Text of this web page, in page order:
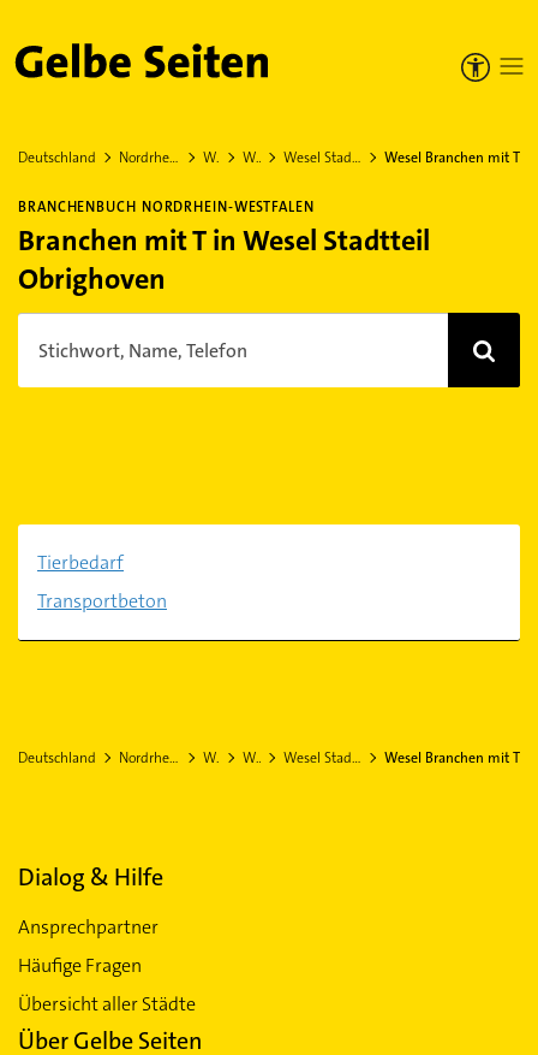
Gelbe Seiten
Deutschland Nordrhein-Westfalen Wesel Wesel Wesel Stadtteil Obrighoven Wesel Branchen mit T
BRANCHENBUCH NORDRHEIN-WESTFALEN
Branchen mit T in Wesel Stadtteil
Obrighoven
Stichwort, Name, Telefon
Tierbedarf
Transportbeton
Deutschland Nordrhein-Westfalen Wesel Wesel Wesel Stadtteil Obrighoven Wesel Branchen mit T
Dialog & Hilfe
Ansprechpartner
Häufige Fragen
Übersicht aller Städte
Über Gelbe Seiten